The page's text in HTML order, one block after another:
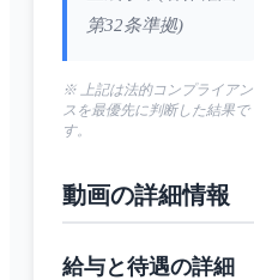
第32条準拠)
※ 上記は法的コンプライアン
スを最優先に判断した結果で
す。
動画の詳細情報
給与と待遇の詳細